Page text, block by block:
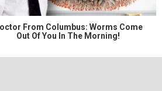
From Columbus: Worms Come
Out Of You In The Morning!